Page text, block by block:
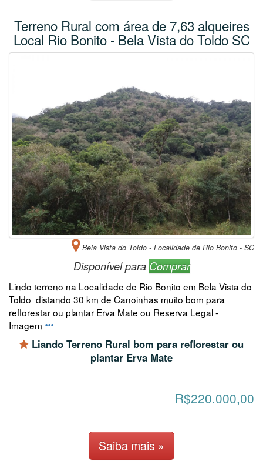
Terreno Rural com área de 7,63 alqueires
Local Rio Bonito - Bela Vista do Toldo SC
Bela Vista do Toldo - Localidade de Rio Bonito - SC
Disponível para Comprar
Lindo terreno na Localidade de Rio Bonito em Bela Vista do
Toldo distando 30 km de Canoinhas muito bom para
reflorestar ou plantar Erva Mate ou Reserva Legal -
Imagem
Liando Terreno Rural bom para reflorestar ou
plantar Erva Mate
R$220.000,00
Saiba mais »